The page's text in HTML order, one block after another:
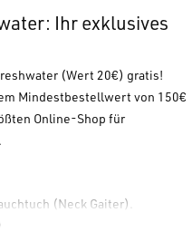
Ihr exklusives
(Wert 20€) gratis!
Mindestbestellwert von 150€
Online-Shop für
(Neck Gaiter).
unverzichtbar beim